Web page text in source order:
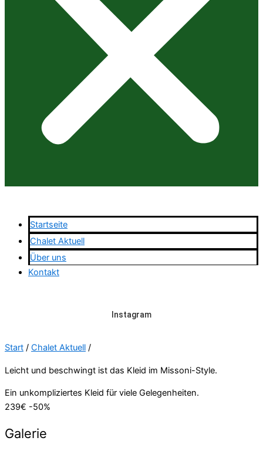
Startseite
Chalet Aktuell
Über uns
Kontakt
Instagram
Start / Chalet Aktuell /
Leicht und beschwingt ist das Kleid im Missoni-Style.
Ein unkompliziertes Kleid für viele Gelegenheiten.
239€ -50%
Galerie